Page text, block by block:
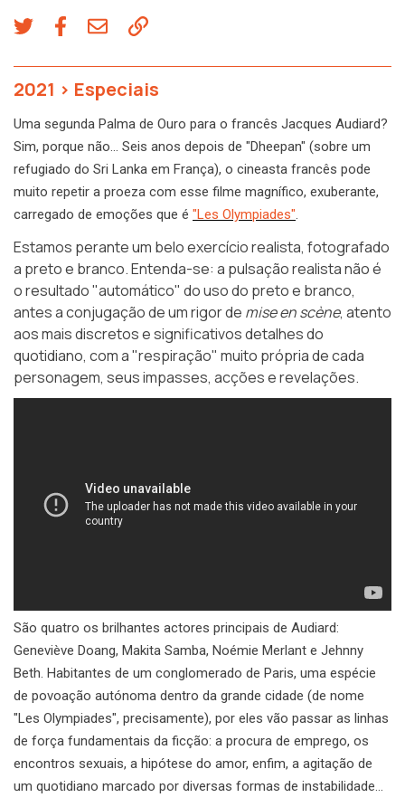
2021 > Especiais
Uma segunda Palma de Ouro para o francês Jacques Audiard?
Sim, porque não… Seis anos depois de "Dheepan" (sobre um
refugiado do Sri Lanka em França), o cineasta francês pode
muito repetir a proeza com esse filme magnífico, exuberante,
carregado de emoções que é "Les Olympiades".
Estamos perante um belo exercício realista, fotografado
a preto e branco. Entenda-se: a pulsação realista não é
o resultado "automático" do uso do preto e branco,
antes a conjugação de um rigor de mise en scène, atento
aos mais discretos e significativos detalhes do
quotidiano, com a "respiração" muito própria de cada
personagem, seus impasses, acções e revelações.
São quatro os brilhantes actores principais de Audiard:
Geneviève Doang, Makita Samba, Noémie Merlant e Jehnny
Beth. Habitantes de um conglomerado de Paris, uma espécie
de povoação autónoma dentro da grande cidade (de nome
"Les Olympiades", precisamente), por eles vão passar as linhas
de força fundamentais da ficção: a procura de emprego, os
encontros sexuais, a hipótese do amor, enfim, a agitação de
um quotidiano marcado por diversas formas de instabilidade…